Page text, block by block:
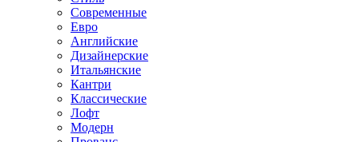
Современные
Евро
Английские
Дизайнерские
Итальянские
Кантри
Классические
Лофт
Модерн